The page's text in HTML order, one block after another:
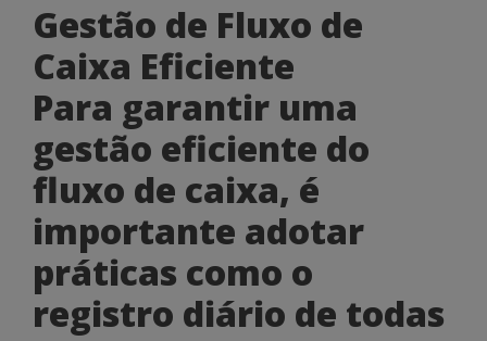
Gestão de Fluxo de
Caixa Eficiente
Para garantir uma
gestão eficiente do
fluxo de caixa, é
importante adotar
práticas como o
registro diário de todas